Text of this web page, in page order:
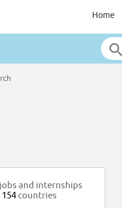
Home
jobs and internships
154countries